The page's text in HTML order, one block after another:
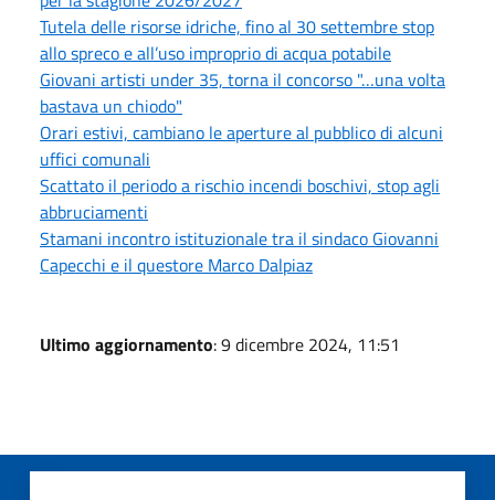
Tutela delle risorse idriche, fino al 30 settembre stop
allo spreco e all’uso improprio di acqua potabile
Giovani artisti under 35, torna il concorso "…una volta
bastava un chiodo"
Orari estivi, cambiano le aperture al pubblico di alcuni
uffici comunali
Scattato il periodo a rischio incendi boschivi, stop agli
abbruciamenti
Stamani incontro istituzionale tra il sindaco Giovanni
Capecchi e il questore Marco Dalpiaz
Ultimo aggiornamento: 9 dicembre 2024, 11:51